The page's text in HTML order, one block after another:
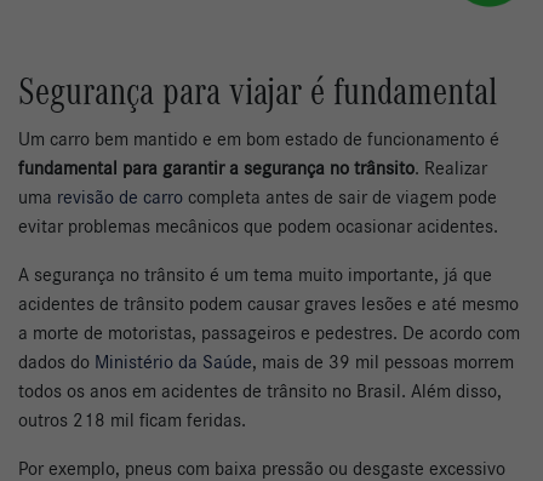
Segurança para viajar é fundamental
Um carro bem mantido e em bom estado de funcionamento é
fundamental para garantir a segurança no trânsito. Realizar
uma revisão de carro completa antes de sair de viagem pode
evitar problemas mecânicos que podem ocasionar acidentes.
A segurança no trânsito é um tema muito importante, já que
acidentes de trânsito podem causar graves lesões e até mesmo
a morte de motoristas, passageiros e pedestres. De acordo com
dados do Ministério da Saúde, mais de 39 mil pessoas morrem
todos os anos em acidentes de trânsito no Brasil. Além disso,
outros 218 mil ficam feridas.
Por exemplo, pneus com baixa pressão ou desgaste excessivo